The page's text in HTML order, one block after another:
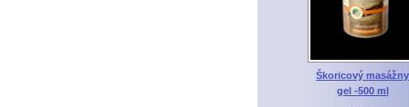
Škoricový masážny
gel -500 ml